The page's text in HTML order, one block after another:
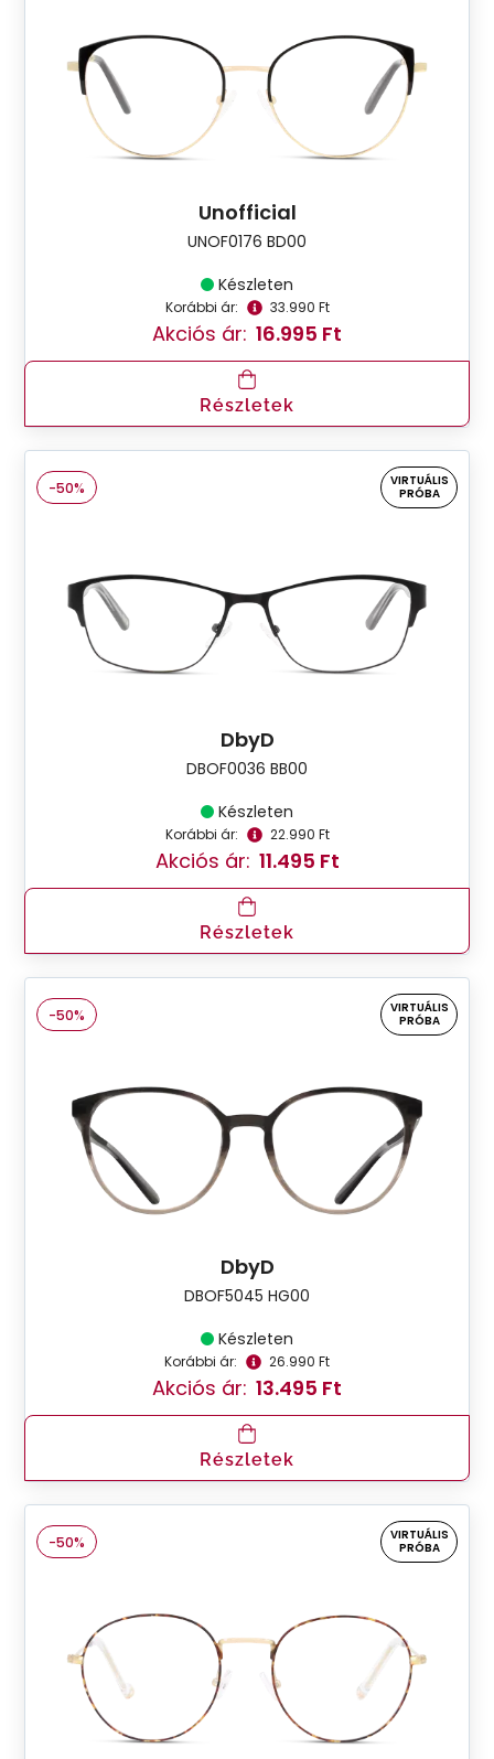
Unofficial
UNOF0176 BD00
Készleten
Korábbi ár: 33.990 Ft
Akciós ár: 16.995 Ft
Részletek
-50%
VIRTUÁLIS
PRÓBA
DbyD
DBOF0036 BB00
Készleten
Korábbi ár: 22.990 Ft
Akciós ár: 11.495 Ft
Részletek
-50%
VIRTUÁLIS
PRÓBA
DbyD
DBOF5045 HG00
Készleten
Korábbi ár: 26.990 Ft
Akciós ár: 13.495 Ft
Részletek
-50%
VIRTUÁLIS
PRÓBA